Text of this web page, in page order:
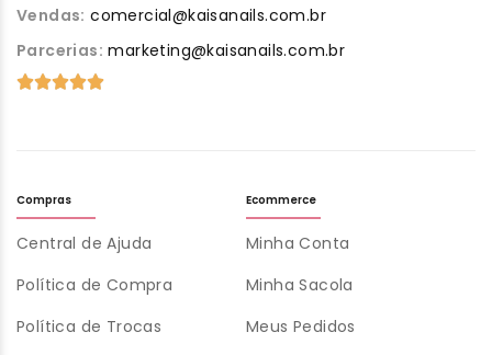
Vendas: comercial@kaisanails.com.br
Parcerias: marketing@kaisanails.com.br
Compras
Central de Ajuda
Política de Compra
Política de Trocas
Ecommerce
Minha Conta
Minha Sacola
Meus Pedidos